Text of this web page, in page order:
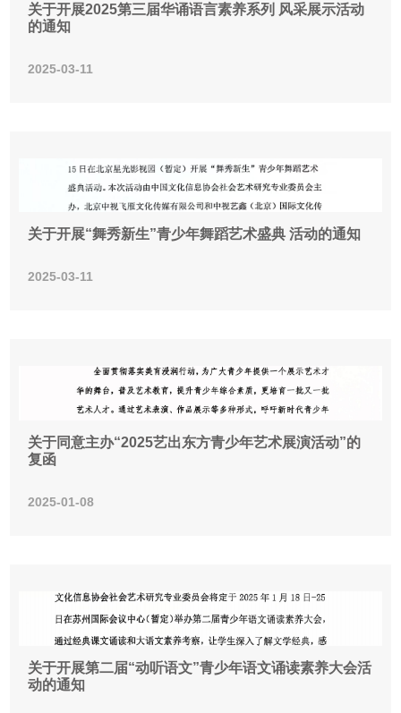
关于开展2025第三届华诵语言素养系列 风采展示活动
的通知
2025-03-11
关于开展“舞秀新生”青少年舞蹈艺术盛典 活动的通知
2025-03-11
关于同意主办“2025艺出东方青少年艺术展演活动”的
复函
2025-01-08
关于开展第二届“动听语文”青少年语文诵读素养大会活
动的通知